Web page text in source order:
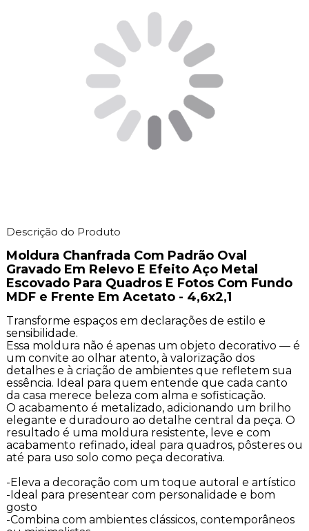
Descrição do Produto
Moldura Chanfrada Com Padrão Oval
Gravado Em Relevo E Efeito Aço Metal
Escovado Para Quadros E Fotos Com Fundo
MDF e Frente Em Acetato - 4,6x2,1
Transforme espaços em declarações de estilo e
sensibilidade.
Essa moldura não é apenas um objeto decorativo — é
um convite ao olhar atento, à valorização dos
detalhes e à criação de ambientes que refletem sua
essência. Ideal para quem entende que cada canto
da casa merece beleza com alma e sofisticação.
O acabamento é metalizado, adicionando um brilho
elegante e duradouro ao detalhe central da peça. O
resultado é uma moldura resistente, leve e com
acabamento refinado, ideal para quadros, pôsteres ou
até para uso solo como peça decorativa.
-Eleva a decoração com um toque autoral e artístico
-Ideal para presentear com personalidade e bom
gosto
-Combina com ambientes clássicos, contemporâneos